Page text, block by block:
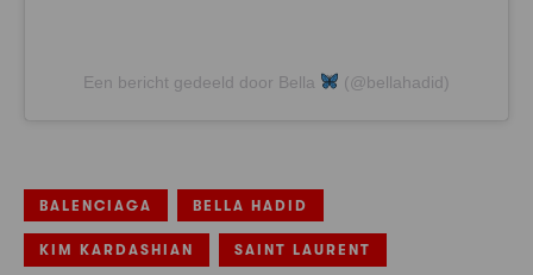
Een bericht gedeeld door Bella (@bellahadid)
BALENCIAGA BELLA HADID
KIM KARDASHIAN SAINT LAURENT